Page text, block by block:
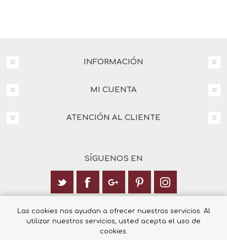
INFORMACIÓN
MI CUENTA
ATENCIÓN AL CLIENTE
SÍGUENOS EN
Calle Italia 6, 03003 Alicante
+34 965 12 23 55
Las cookies nos ayudan a ofrecer nuestros servicios. Al
utilizar nuestros servicios, usted acepta el uso de
cookies.